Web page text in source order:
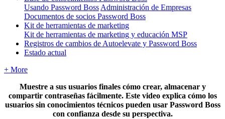
Usando Password Boss Administración de Empresas
Documentos de socios Password Boss
Kit de herramientas de marketing
Kit de herramientas de marketing y educación MSP
Registros de cambios de Autoelevate y Password Boss
Estado actual
+ More
Muestre a sus usuarios finales cómo crear, almacenar y
compartir contraseñas fácilmente. Este video explica cómo los
usuarios sin conocimientos técnicos pueden usar Password Boss
con confianza desde su perspectiva.